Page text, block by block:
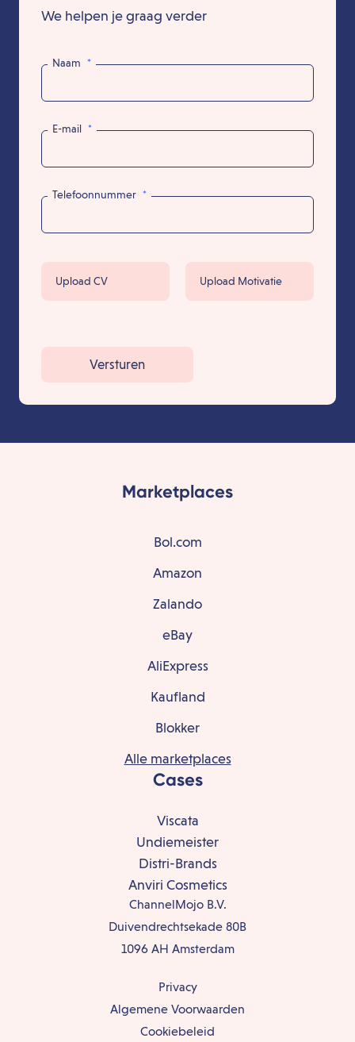
We helpen je graag verder
Naam *
E-mail *
Telefoonnummer *
Upload CV Upload Motivatie
Versturen
Marketplaces
Bol.com
Amazon
Zalando
eBay
AliExpress
Kaufland
Blokker
Alle marketplaces
Cases
Viscata
Undiemeister
Distri-Brands
Anviri Cosmetics
ChannelMojo B.V.
Duivendrechtsekade 80B
1096 AH Amsterdam
Privacy
Algemene Voorwaarden
Cookiebeleid